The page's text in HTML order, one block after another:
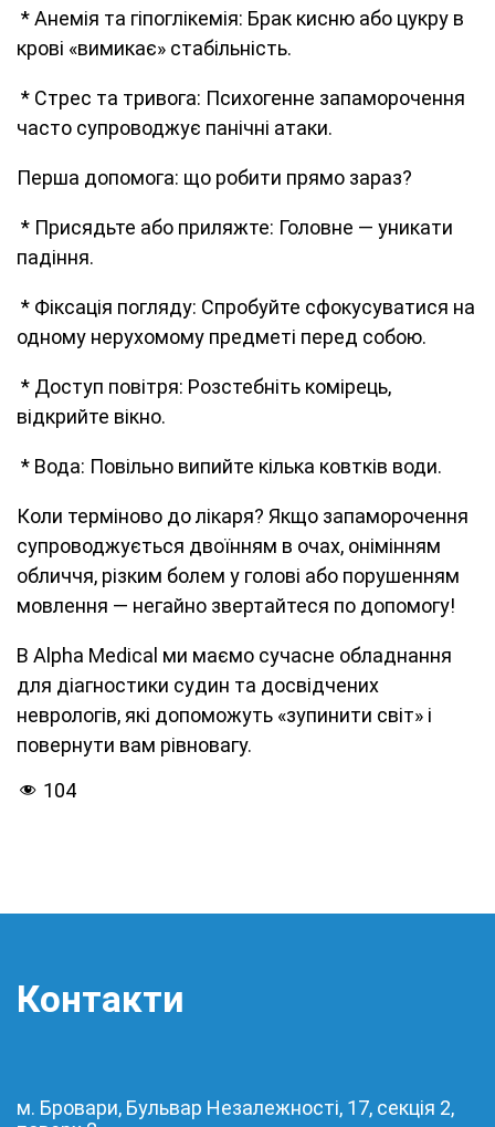
* Анемія та гіпоглікемія: Брак кисню або цукру в
крові «вимикає» стабільність.
* Стрес та тривога: Психогенне запаморочення
часто супроводжує панічні атаки.
Перша допомога: що робити прямо зараз?
* Присядьте або приляжте: Головне — уникати
падіння.
* Фіксація погляду: Спробуйте сфокусуватися на
одному нерухомому предметі перед собою.
* Доступ повітря: Розстебніть комірець,
відкрийте вікно.
* Вода: Повільно випийте кілька ковтків води.
Коли терміново до лікаря? Якщо запаморочення
супроводжується двоїнням в очах, онімінням
обличчя, різким болем у голові або порушенням
мовлення — негайно звертайтеся по допомогу!
В Alpha Medical ми маємо сучасне обладнання
для діагностики судин та досвідчених
неврологів, які допоможуть «зупинити світ» і
повернути вам рівновагу.
104
Контакти
м. Бровари, Бульвар Незалежності, 17, секція 2,